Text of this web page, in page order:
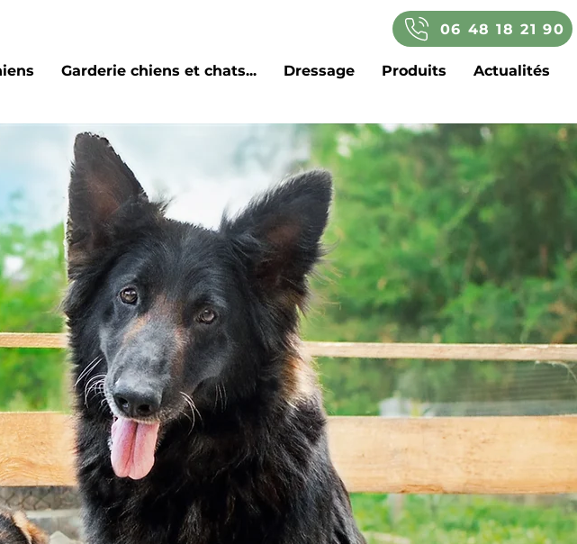
06 48 18 21 90
Garderie chiens et chats... Dressage Produits Actualités